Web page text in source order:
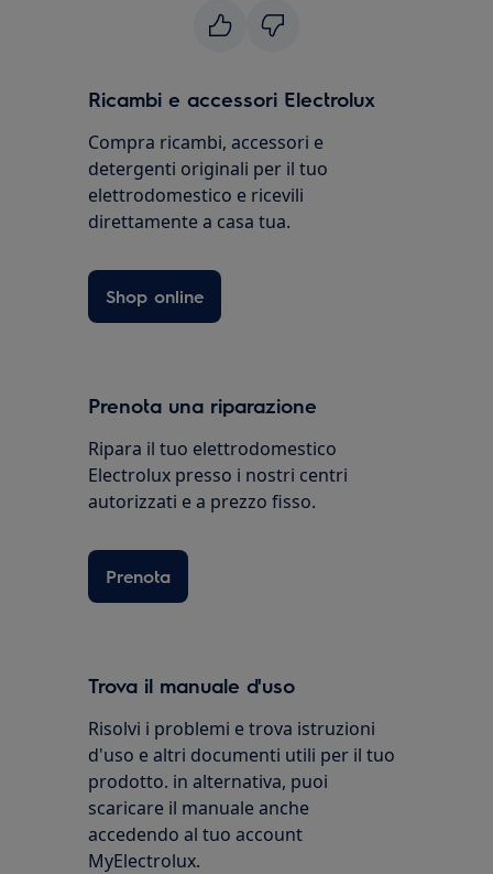
Ricambi e accessori Electrolux
Compra ricambi, accessori e
detergenti originali per il tuo
elettrodomestico e ricevili
direttamente a casa tua.
Shop online
Prenota una riparazione
Ripara il tuo elettrodomestico
Electrolux presso i nostri centri
autorizzati e a prezzo fisso.
Prenota
Trova il manuale d'uso
Risolvi i problemi e trova istruzioni
d'uso e altri documenti utili per il tuo
prodotto. in alternativa, puoi
scaricare il manuale anche
accedendo al tuo account
MyElectrolux.